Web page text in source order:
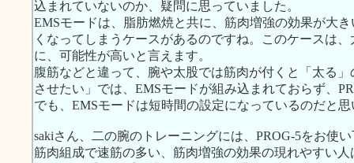
込まれていないのか、疑問に思っていました。
EMSモードは、脂肪燃焼と共に、筋肉増強の効果が大
くなってしまうケースがあるのですね。このケースは
に、可能性が高いと言えます。
腹筋などと違って、腕や太股では筋肉が付くと「太る
させたい」では、EMSモードが組み込まれておらず、
でも、EMSモードは短時間の設定になっているのだと
sakiさん、二の腕のトレーニングには、PROG-5をお使
筋肉組成で速筋の多い、筋肉増強の効果の現れやすい